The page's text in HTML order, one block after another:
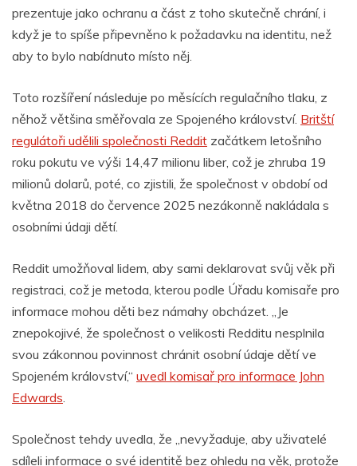
prezentuje jako ochranu a část z toho skutečně chrání, i
když je to spíše připevněno k požadavku na identitu, než
aby to bylo nabídnuto místo něj.
Toto rozšíření následuje po měsících regulačního tlaku, z
něhož většina směřovala ze Spojeného království. Britští
regulátoři udělili společnosti Reddit začátkem letošního
roku pokutu ve výši 14,47 milionu liber, což je zhruba 19
milionů dolarů, poté, co zjistili, že společnost v období od
května 2018 do července 2025 nezákonně nakládala s
osobními údaji dětí.
Reddit umožňoval lidem, aby sami deklarovat svůj věk při
registraci, což je metoda, kterou podle Úřadu komisaře pro
informace mohou děti bez námahy obcházet. „Je
znepokojivé, že společnost o velikosti Redditu nesplnila
svou zákonnou povinnost chránit osobní údaje dětí ve
Spojeném království,“ uvedl komisař pro informace John
Edwards
Společnost tehdy uvedla, že „nevyžaduje, aby uživatelé
sdíleli informace o své identitě bez ohledu na věk, protože